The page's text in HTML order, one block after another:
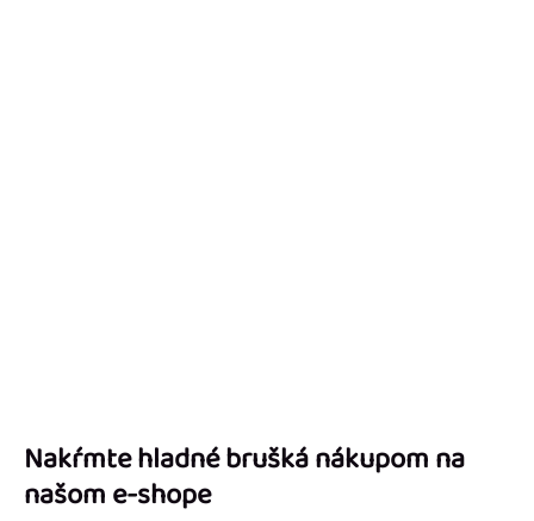
Nakŕmte hladné brušká nákupom na
našom e-shope